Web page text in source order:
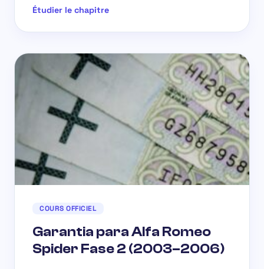
Étudier le chapitre
COURS OFFICIEL
Garantia para Alfa Romeo
Spider Fase 2 (2003–2006)